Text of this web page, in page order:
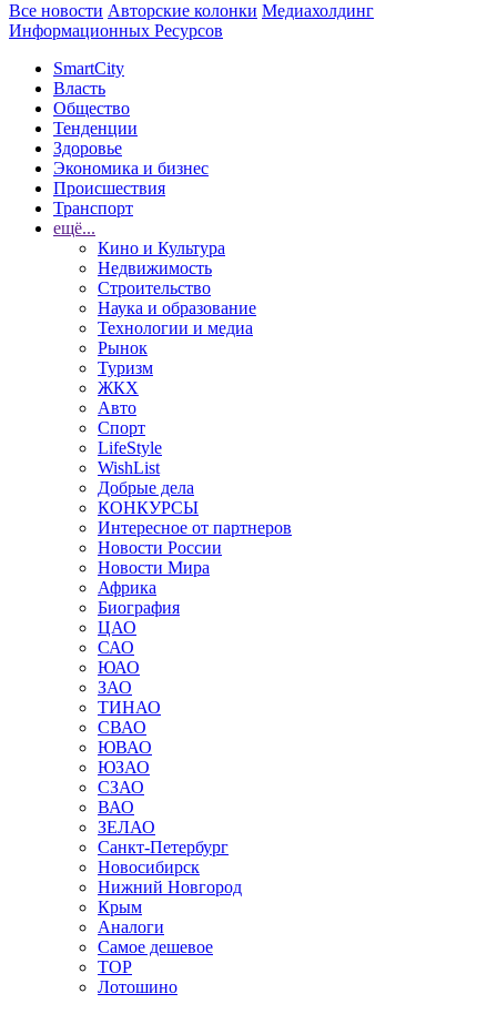
Все новости Авторские колонки Медиахолдинг
Информационных Ресурсов
SmartCity
Власть
Общество
Тенденции
Здоровье
Экономика и бизнес
Происшествия
Транспорт
ещё...
Кино и Культура
Недвижимость
Строительство
Наука и образование
Технологии и медиа
Рынок
Туризм
ЖКХ
Авто
Спорт
LifeStyle
WishList
Добрые дела
КОНКУРСЫ
Интересное от партнеров
Новости России
Новости Мира
Африка
Биография
ЦАО
САО
ЮАО
ЗАО
ТИНАО
СВАО
ЮВАО
ЮЗАО
СЗАО
ВАО
ЗЕЛАО
Санкт-Петербург
Новосибирск
Нижний Новгород
Крым
Аналоги
Самое дешевое
TOP
Лотошино